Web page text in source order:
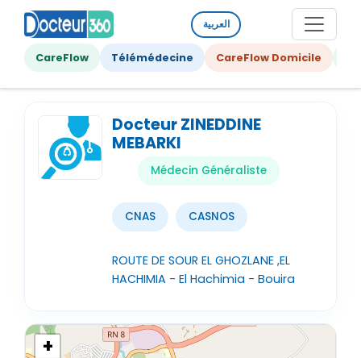
العربية
CareFlow Télémédecine CareFlow Domicile
Docteur ZINEDDINE
MEBARKI
Médecin Généraliste
CNAS CASNOS
ROUTE DE SOUR EL GHOZLANE ,EL
HACHIMIA - El Hachimia - Bouira
+